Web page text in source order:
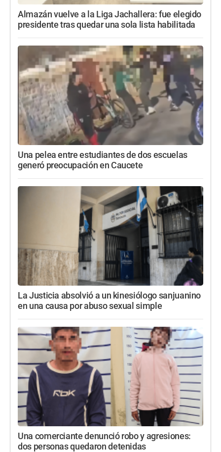
Almazán vuelve a la Liga Jachallera: fue elegido
presidente tras quedar una sola lista habilitada
Una pelea entre estudiantes de dos escuelas
generó preocupación en Caucete
La Justicia absolvió a un kinesiólogo sanjuanino
en una causa por abuso sexual simple
Una comerciante denunció robo y agresiones:
dos personas quedaron detenidas